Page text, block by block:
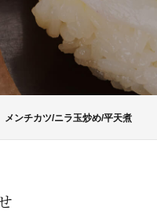
メンチカツ/ニラ玉炒め/平天煮